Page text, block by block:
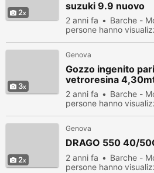
2
suzuki 9.9 nuovo
2 anni fa Barche -
persone hanno
3
Genova
Gozzo ingenito
vetroresina
2 anni fa Barche -
persone hanno
2
Genova
DRAGO 550 40/
2 anni fa Barche -
persone hanno